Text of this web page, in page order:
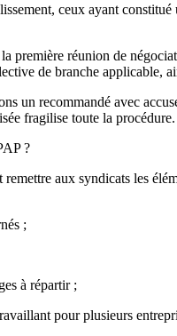
ceux ayant
première réunion de
de branche applicable,
un recommandé avec
fragilise toute la procédure.
?
aux syndicats les
;
à répartir ;
pour plusieurs